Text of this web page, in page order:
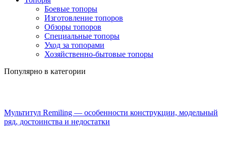
Боевые топоры
Изготовление топоров
Обзоры топоров
Специальные топоры
Уход за топорами
Хозяйственно-бытовые топоры
Популярно в категории
Мультитул Remiling — особенности конструкции, модельный
ряд, достоинства и недостатки